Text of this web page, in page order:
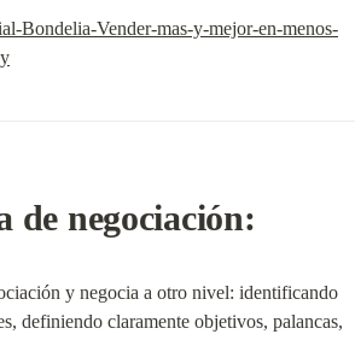
Bondelia-Vender-mas-y-mejor-en-menos-
de negociación:
y negocia a otro nivel: identificando
definiendo claramente objetivos, palancas,